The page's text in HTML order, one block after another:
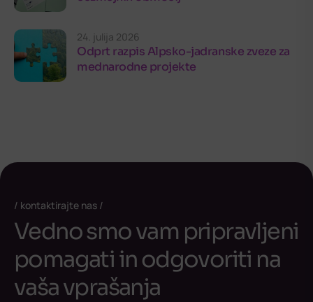
24. julija 2026
Odprt razpis Alpsko-jadranske zveze za
mednarodne projekte
kontaktirajte nas
Vedno smo vam pripravljeni
pomagati in odgovoriti na
vaša vprašanja